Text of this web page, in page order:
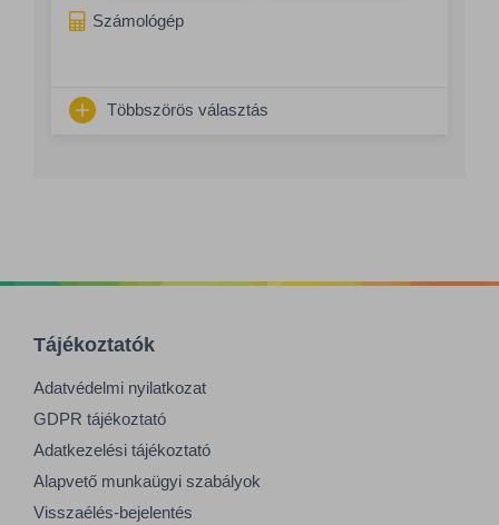
Számológép
Többszörös választás
Tájékoztatók
Adatvédelmi nyilatkozat
GDPR tájékoztató
Adatkezelési tájékoztató
Alapvető munkaügyi szabályok
Visszaélés-bejelentés